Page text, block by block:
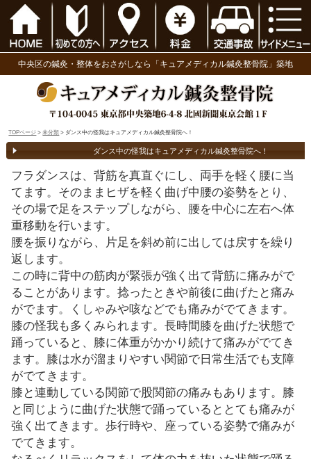
中央区の鍼灸・整体をおさがしなら「キュアメデ
TOPページ >未分類> ダンス中の怪我はキュアメディカル鍼灸整骨院へ！
フラダンスは、背筋を真直ぐにし、
てます。そのままヒザを軽く曲げ中
その場で足をステップしながら、腰
重移動を行います。
腰を振りながら、片足を斜め前に出
返します。
この時に背中の筋肉が緊張が強く出
ることがあります。捻ったときや前
がでます。くしゃみや咳などでも痛